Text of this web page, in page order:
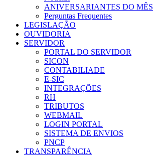
ANIVERSARIANTES DO MÊS
Perguntas Frequentes
LEGISLAÇÃO
OUVIDORIA
SERVIDOR
PORTAL DO SERVIDOR
SICON
CONTABILIADE
E-SIC
INTEGRAÇÕES
RH
TRIBUTOS
WEBMAIL
LOGIN PORTAL
SISTEMA DE ENVIOS
PNCP
TRANSPARÊNCIA